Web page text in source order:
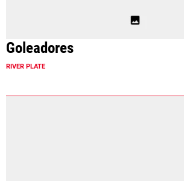
Goleadores
RIVER PLATE